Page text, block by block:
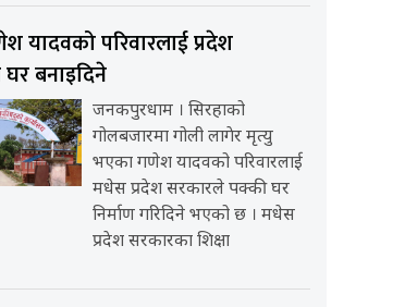
परिवारलाई प्रदेश
बनाइदिने
जनकपुरधाम । सिरहाको
गोलबजारमा गोली लागेर मृत्यु
भएका गणेश यादवको परिवारलाई
मधेस प्रदेश सरकारले पक्की घर
निर्माण गरिदिने भएको छ । मधेस
प्रदेश सरकारका शिक्षा